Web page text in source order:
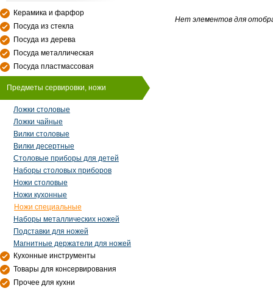
Керамика и фарфор
Посуда из стекла
Посуда из дерева
Посуда металлическая
Посуда пластмассовая
Предметы сервировки, ножи
Ложки столовые
Ложки чайные
Вилки столовые
Вилки десертные
Столовые приборы для детей
Наборы столовых приборов
Ножи столовые
Ножи кухонные
Ножи специальные
Наборы металлических ножей
Подставки для ножей
Магнитные держатели для ножей
Кухонные инструменты
Товары для консервирования
Прочее для кухни
Нет элементов для